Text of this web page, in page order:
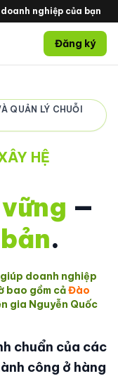
doanh nghiệp của bạn
Đăng ký
QUẢN LÝ CHUỖI
HỆ
—
.
giúp doanh nghiệp
bao gồm cảĐào
gia Nguyễn Quốc
chuẩn của các
công ở hàng